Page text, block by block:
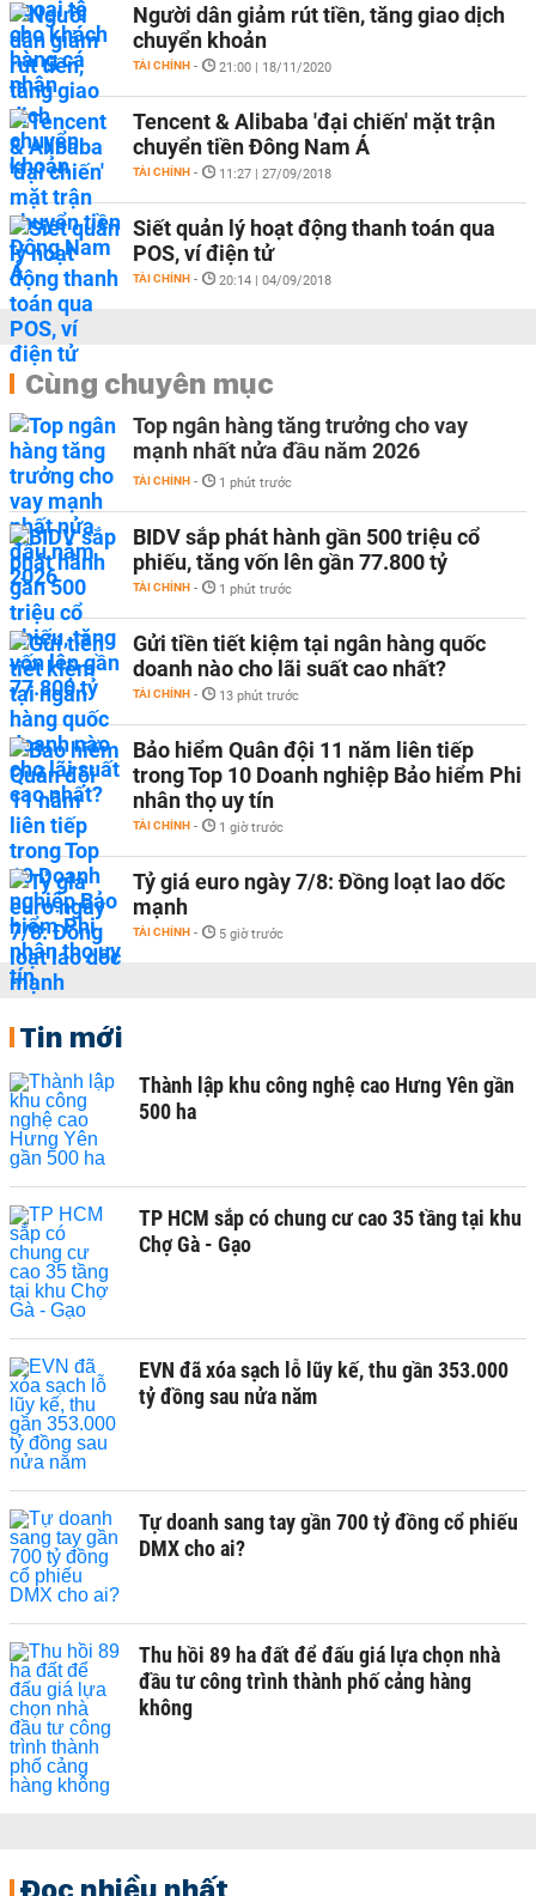
Người dân giảm rút tiền, tăng giao dịch
chuyển khoản
TÀI CHÍNH - 21:00 | 18/11/2020
Tencent & Alibaba 'đại chiến' mặt trận
chuyển tiền Đông Nam Á
TÀI CHÍNH - 11:27 | 27/09/2018
Siết quản lý hoạt động thanh toán qua
POS, ví điện tử
TÀI CHÍNH - 20:14 | 04/09/2018
Cùng chuyên mục
Top ngân hàng tăng trưởng cho vay
mạnh nhất nửa đầu năm 2026
TÀI CHÍNH - 1 phút trước
BIDV sắp phát hành gần 500 triệu cổ
phiếu, tăng vốn lên gần 77.800 tỷ
TÀI CHÍNH - 1 phút trước
Gửi tiền tiết kiệm tại ngân hàng quốc
doanh nào cho lãi suất cao nhất?
TÀI CHÍNH - 13 phút trước
Bảo hiểm Quân đội 11 năm liên tiếp
trong Top 10 Doanh nghiệp Bảo hiểm Phi
nhân thọ uy tín
TÀI CHÍNH - 1 giờ trước
Tỷ giá euro ngày 7/8: Đồng loạt lao dốc
mạnh
TÀI CHÍNH - 5 giờ trước
Tin mới
Thành lập khu công nghệ cao Hưng Yên gần
500 ha
TP HCM sắp có chung cư cao 35 tầng tại khu
Chợ Gà - Gạo
EVN đã xóa sạch lỗ lũy kế, thu gần 353.000
tỷ đồng sau nửa năm
Tự doanh sang tay gần 700 tỷ đồng cổ phiếu
DMX cho ai?
Thu hồi 89 ha đất để đấu giá lựa chọn nhà
đầu tư công trình thành phố cảng hàng
không
Đọc nhiều nhất